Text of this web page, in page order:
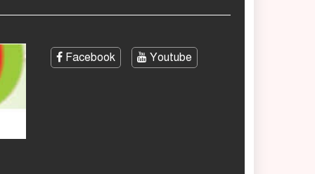
Facebook Youtube